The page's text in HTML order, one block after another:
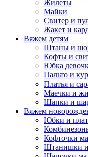
Жилеты
Майки
Свитер и
Жакет и
Вяжем детям
Штаны и
Кофты и
Юбка
Пальто и
Платья и
Маечки и
Шапки и
Вяжем
Юбки и
Кофточки
Штанишки